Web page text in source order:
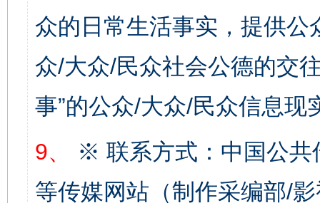
众的日常生活事实，提供
众/大众/民众社会公德的交
事”的公众/大众/民众信息现
9、
※ 联系方式：中国公共
等传媒网站（制作采编部/